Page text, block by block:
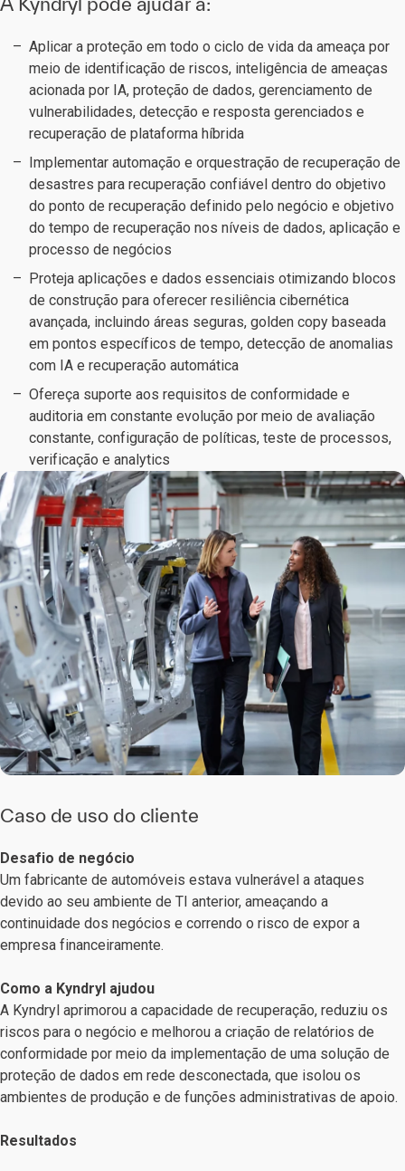
Aplicar a proteção em todo o ciclo de vida da ameaça por
meio de identificação de riscos, inteligência de ameaças
acionada por IA, proteção de dados, gerenciamento de
vulnerabilidades, detecção e resposta gerenciados e
recuperação de plataforma híbrida
Implementar automação e orquestração de recuperação de
desastres para recuperação confiável dentro do objetivo
do ponto de recuperação definido pelo negócio e objetivo
do tempo de recuperação nos níveis de dados, aplicação e
processo de negócios
Proteja aplicações e dados essenciais otimizando blocos
de construção para oferecer resiliência cibernética
avançada, incluindo áreas seguras, golden copy baseada
em pontos específicos de tempo, detecção de anomalias
com IA e recuperação automática
Ofereça suporte aos requisitos de conformidade e
auditoria em constante evolução por meio de avaliação
constante, configuração de políticas, teste de processos,
verificação e analytics
Caso de uso do cliente
Desafio de negócio
Um fabricante de automóveis estava vulnerável a ataques
devido ao seu ambiente de TI anterior, ameaçando a
continuidade dos negócios e correndo o risco de expor a
empresa financeiramente.
Como a Kyndryl ajudou
A Kyndryl aprimorou a capacidade de recuperação, reduziu os
riscos para o negócio e melhorou a criação de relatórios de
conformidade por meio da implementação de uma solução de
proteção de dados em rede desconectada, que isolou os
ambientes de produção e de funções administrativas de apoio.
Resultados